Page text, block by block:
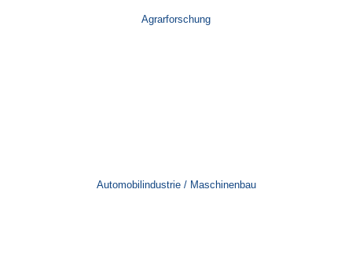
Agrarforschung
Automobilindustrie / Maschinenbau